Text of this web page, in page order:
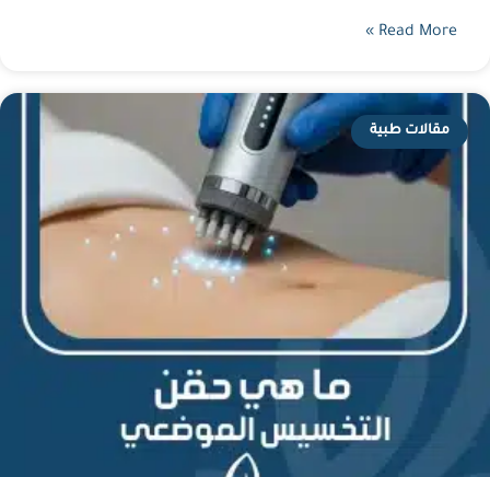
Read More »
مقالات طبية